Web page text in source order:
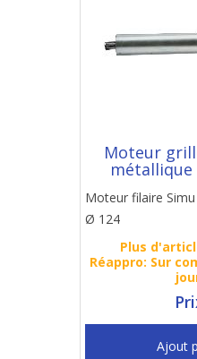
Moteur
métallique
Moteur filaire
Ø 124
Plus
Réappro: Sur
Ajout